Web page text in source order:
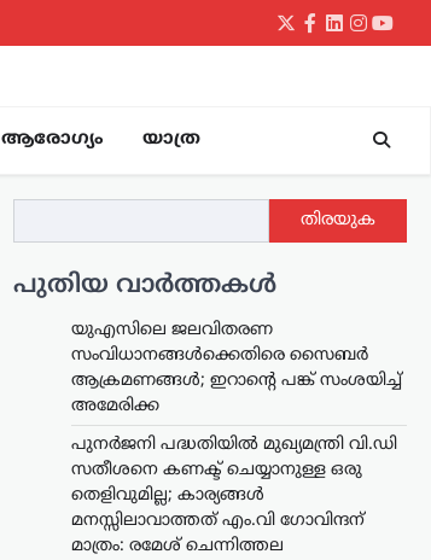
Twitter
Facebook
LinkedIn
ആരോഗ്യം യാത്ര
തിരയുക
പുതിയ വാർത്തകൾ
യുഎസിലെ ജലവിതരണ
സംവിധാനങ്ങൾക്കെതിരെ സൈബർ
ആക്രമണങ്ങൾ; ഇറാന്റെ പങ്ക് സംശയിച്ച്
അമേരിക്ക
പുനർജനി പദ്ധതിയിൽ മുഖ്യമന്ത്രി വി.ഡി
സതീശനെ കണക്ട് ചെയ്യാനുള്ള ഒരു
തെളിവുമില്ല; കാര്യങ്ങൾ
മനസ്സിലാവാത്തത് എം.വി ഗോവിന്ദന്
മാത്രം: രമേശ് ചെന്നിത്തല